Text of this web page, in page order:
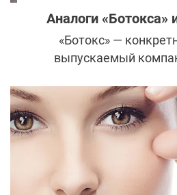
Аналоги «Ботокса»
«Ботокс» —
выпускаемый
основе токсина
нарицательным:
подобные растворы
мимических
гипергидроза.
действительно похож